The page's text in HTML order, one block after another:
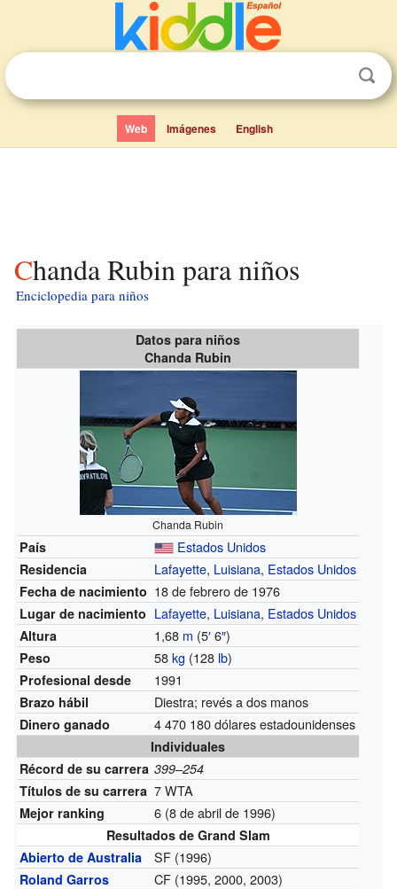
Web Imágenes English
Chanda Rubin para niños
Enciclopedia para niños
Datos para niños
Chanda Rubin
Chanda Rubin
País Estados Unidos
Residencia Lafayette, Luisiana, Estados Unidos
Fecha de nacimiento 18 de febrero de 1976
Lugar de nacimiento Lafayette, Luisiana, Estados Unidos
Altura 1,68 m (5′6″)
Peso 58kg (128 lb)
Profesional desde 1991
Brazo hábil Diestra; revés a dos manos
Dinero ganado 4 470 180 dólares estadounidenses
Individuales
Récord de su carrera 399–254
Títulos de su carrera 7 WTA
Mejor ranking 6 (8 de abril de 1996)
Resultados de Grand Slam
Abierto de Australia
SF (1996)
Roland Garros CF (1995, 2000, 2003)